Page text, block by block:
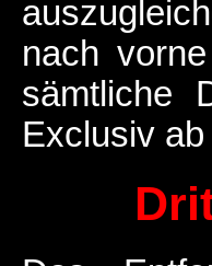
nach
sämtliche
Exclusiv